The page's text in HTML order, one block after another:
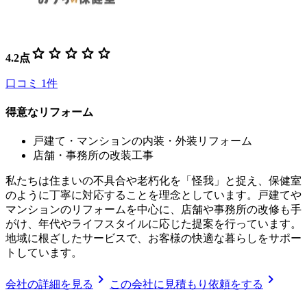
4.2点 star star star star star
口コミ 1件
得意なリフォーム
戸建て・マンションの内装・外装リフォーム
店舗・事務所の改装工事
私たちは住まいの不具合や老朽化を「怪我」と捉え、保健室
のように丁寧に対応することを理念としています。戸建てや
マンションのリフォームを中心に、店舗や事務所の改修も手
がけ、年代やライフスタイルに応じた提案を行っています。
地域に根ざしたサービスで、お客様の快適な暮らしをサポー
トしています。
会社の詳細を見る chevron_right この会社に見積もり依頼をする chevron_right